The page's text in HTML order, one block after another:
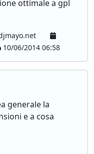
ottimale a gpl
10/06/2014 06:58
generale la
e a cosa